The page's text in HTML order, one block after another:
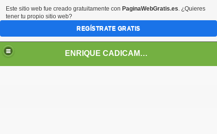
ENRIQUE CADICAMO: VIDA Y OBRA
Este sitio web fue creado gratuitamente con PaginaWebGratis.es. ¿Quieres
tener tu propio sitio web?
REGÍSTRATE GRATIS